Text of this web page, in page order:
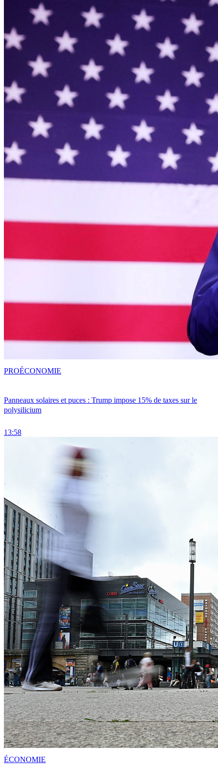
Panneaux solaires et puces : Trump impose 15% de taxes sur le
polysilicium
13:58
PROÉCONOMIE
ÉCONOMIE